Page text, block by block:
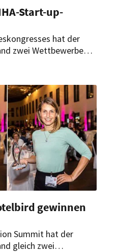
Start-up-
hat der
zwei Wettbewerbe
gegen
gewinnen
Summit hat der
gleich zwei